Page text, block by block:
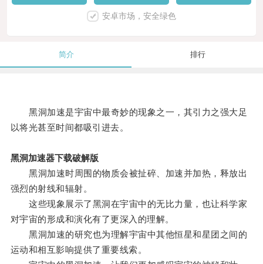
安卓市场，安全绿色
简介 排行
黑洞加速是宇宙中最奇妙的现象之一，其引力之强大足
以将光甚至时间都吸引进去。
黑洞加速器下载破解版
黑洞加速时周围的物质会被扯碎、加速并加热，释放出
强烈的射线和辐射。
这些现象展示了黑洞在宇宙中的无比力量，也让科学家
对宇宙的形成和演化有了更深入的理解。
黑洞加速的研究也为理解宇宙中其他恒星和星团之间的
运动和相互影响提供了重要线索。